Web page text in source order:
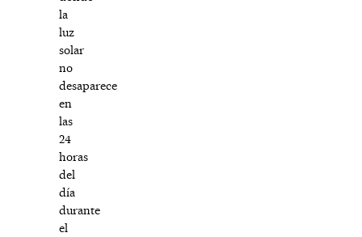
la
luz
solar
no
desaparece
en
las
24
horas
del
día
durante
el